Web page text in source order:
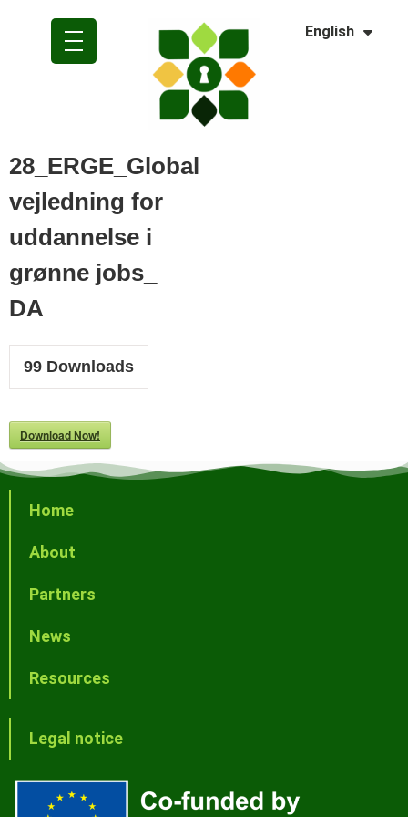
English
Polski
28_ERGE_Global
vejledning for
uddannelse i
grønne jobs_
DA
99 Downloads
Download Now!
Home
About
Partners
News
Resources
Legal notice